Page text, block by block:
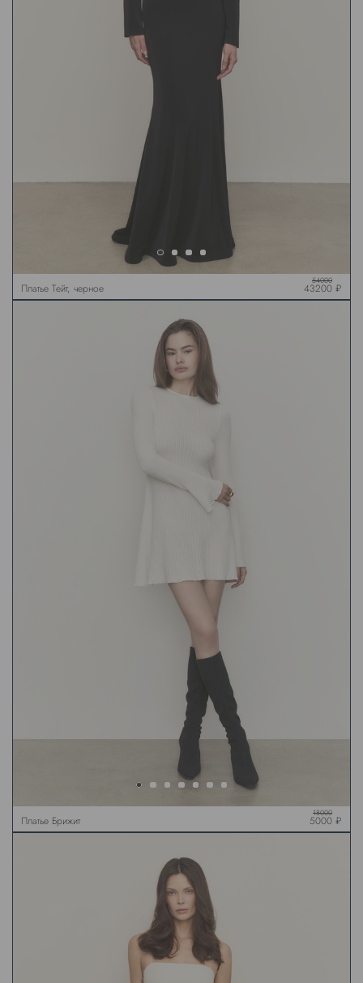
Платье Тейт, черное
54000
43200 ₽
Платье Брижит
трикотажное, молочное
18000
5000 ₽